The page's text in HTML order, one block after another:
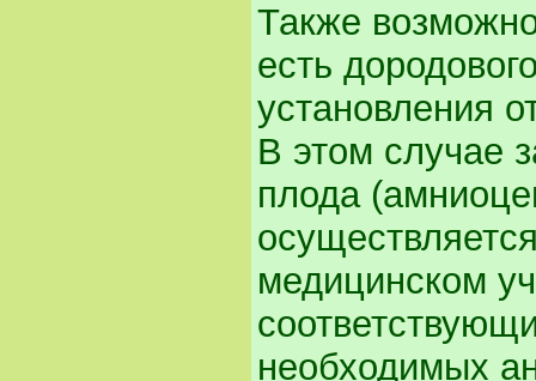
Также
есть
установления
В этом случае
плода
медицинском
необходимых